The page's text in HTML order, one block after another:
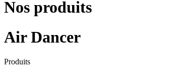
Nos produits
Air Dancer
Produits